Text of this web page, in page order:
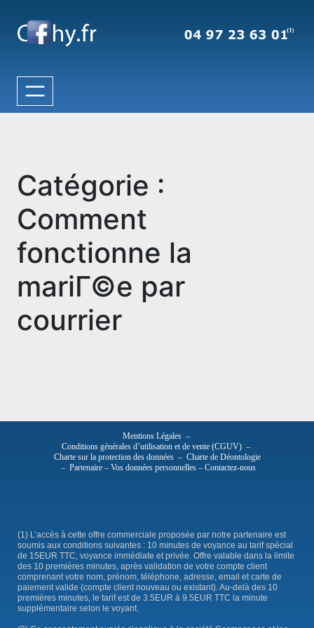
contenu
Catégorie :
Comment
fonctionne la
mariГ©e par
courrier
Mentions Légales –
Conditions générales d’utilisation et de vente (CGUV) –
Charte sur la protection des données – Charte de Déontologie
– Partenaire – Vos données personnelles – Contactez-nous
(1) L’accès à cette offre commerciale proposée par notre partenaire est
soumis aux conditions suivantes : 10 minutes de voyance au tarif spécial
de 15EUR TTC, voyance immédiate et privée. Offre valable dans la limite
des 10 premières minutes, après validation de votre compte client
comprenant votre nom, prénom, téléphone, adresse, email et carte de
paiement valide (compte client nouveau ou existant). Au-delà des 10
premières minutes, le tarif est de 3.5EUR à 9.5EUR TTC la minute
supplémentaire selon le voyant.